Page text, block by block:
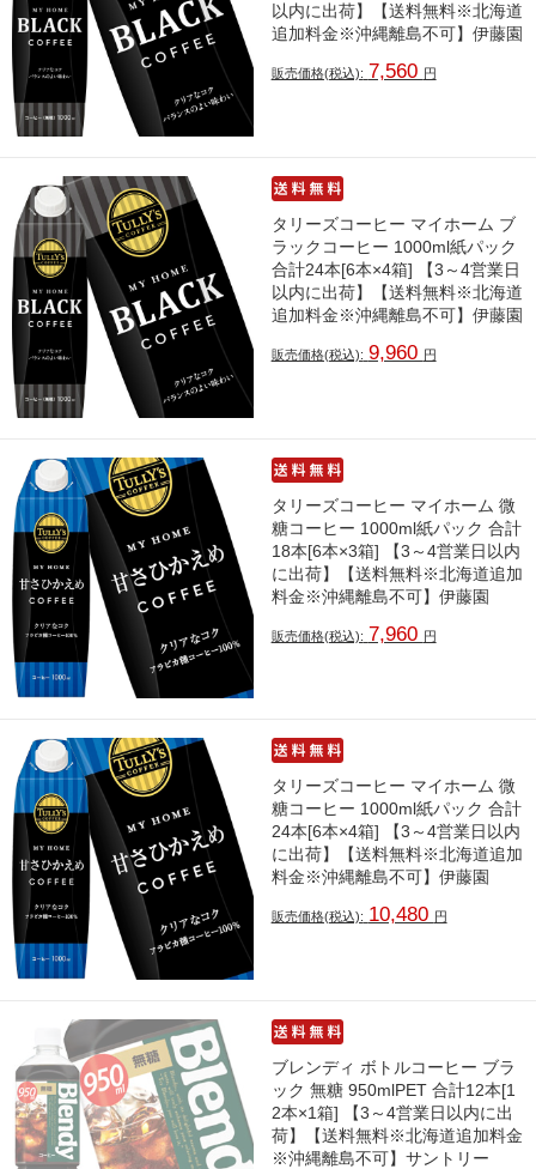
以内に出荷】【送料無料※北海道
追加料金※沖縄離島不可】伊藤園
販売価格(税込): 7,560 円
タリーズコーヒー マイホーム ブ
ラックコーヒー 1000ml紙パック
合計24本[6本×4箱] 【3～4営業日
以内に出荷】【送料無料※北海道
追加料金※沖縄離島不可】伊藤園
販売価格(税込): 9,960 円
タリーズコーヒー マイホーム 微
糖コーヒー 1000ml紙パック 合計
18本[6本×3箱] 【3～4営業日以内
に出荷】【送料無料※北海道追加
料金※沖縄離島不可】伊藤園
販売価格(税込): 7,960 円
タリーズコーヒー マイホーム 微
糖コーヒー 1000ml紙パック 合計
24本[6本×4箱] 【3～4営業日以内
に出荷】【送料無料※北海道追加
料金※沖縄離島不可】伊藤園
販売価格(税込): 10,480 円
ブレンディ ボトルコーヒー ブラ
ック 無糖 950mlPET 合計12本[1
2本×1箱] 【3～4営業日以内に出
荷】【送料無料※北海道追加料金
※沖縄離島不可】サントリー